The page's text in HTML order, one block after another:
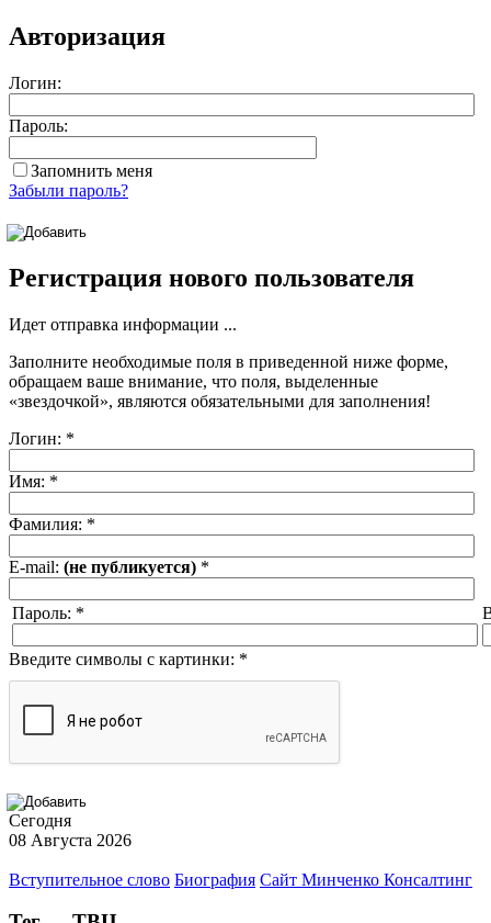
Авторизация
Логин:
Пароль:
Запомнить меня
Забыли пароль?
Регистрация нового пользователя
Идет отправка информации ...
Заполните необходимые поля в приведенной ниже форме,
обращаем ваше внимание, что поля, выделенные
«звездочкой», являются обязательными для заполнения!
Логин: *
Имя: *
Фамилия: *
E-mail: (не публикуется) *
Пароль: *
Введите символы с картинки: *
Сегодня
08 Августа 2026
Вступительное слово Биография Сайт Минченко Консалтинг